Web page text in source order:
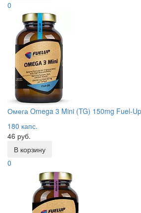
0
Омега Omega 3 Mini (TG) 150mg Fuel-
180 капс.
46 руб.
В корзину
0